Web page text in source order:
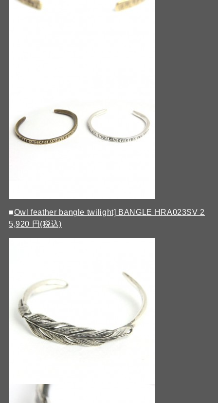
■Owl feather bangle twilight] BANGLE HRA023SV 2
5,920 円(税込)